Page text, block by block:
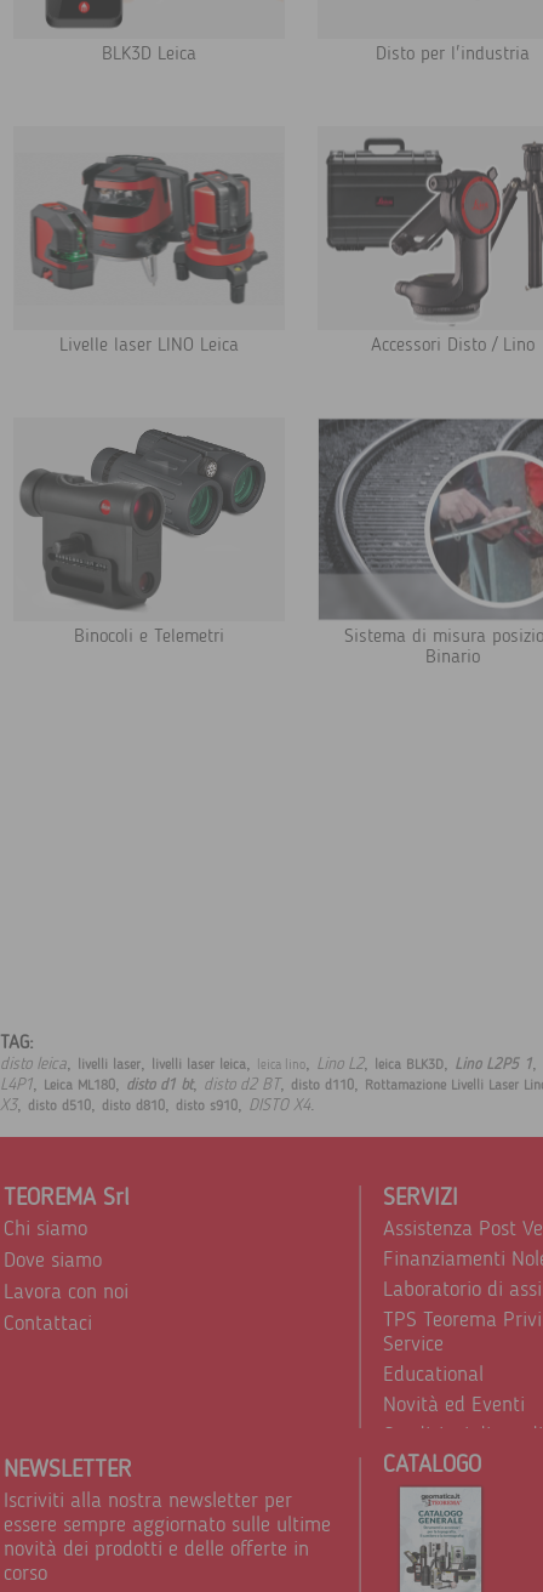
BLK3D Leica Disto per l'industria
Livelle laser LINO Leica Accessori Disto / Lino
Binocoli e Telemetri
Sistema di misura
Binario
TAG:
disto leica, livelli laser, livelli laser leica, leica lino, Lino L2, leica BLK3D, Lino L2P5 1,
L4P1, Leica ML180, disto d1 bt, disto d2 BT, disto d110, Rottamazione Livelli Laser
X3, disto d510, disto d810, disto s910, DISTO X4.
TEOREMA Srl
Chi siamo
Dove siamo
Lavora con noi
Contattaci
SERVIZI
Assistenza Post
Finanziamenti
Laboratorio di
TPS Teorema
Service
Educational
Novità ed Eventi
Condizioni di
Trattamento dei
NEWSLETTER
Iscriviti alla nostra newsletter per
essere sempre aggiornato sulle ultime
novità dei prodotti e delle offerte in
corso
CATALOGO